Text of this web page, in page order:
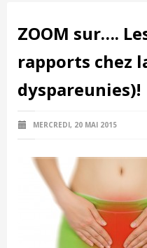
ZOOM sur….
rapports chez
dyspareunies)!
MERCREDI, 20 MAI 2015